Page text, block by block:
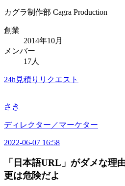
カグラ制作部 Cagra Production
創業
2014年10月
メンバー
17人
24h見積りリクエスト
さき
ディレクター／マーケター
2022-06-07 16:58
「日本語URL」がダメな理
更は危険だよ